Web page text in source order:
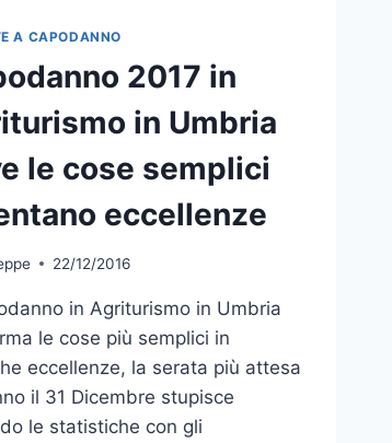
A CAPODANNO
2017 in
in Umbria
le cose semplici
eccellenze
22/12/2016
in Agriturismo in Umbria
le cose più semplici in
eccellenze, la serata più attesa
il 31 Dicembre stupisce
le statistiche con gli